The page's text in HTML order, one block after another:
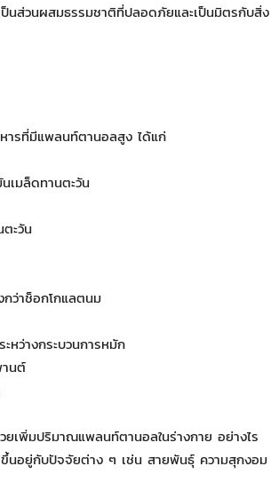
นส่วนผสมธรรมชาติที่ปลอดภัยและเป็นมิตรกับสิ่ง
ารที่มีแพลนท์ตานอลสูง ได้แก่
เมล็ดทานตะวัน
ะวัน
ว่าช็อกโกแลตนม
หว่างกระบวนการหมัก
นต์
เพิ่มปริมาณแพลนท์ตานอลในร่างกาย อย่างไร
นอยู่กับปัจจัยต่าง ๆ เช่น สายพันธุ์ ความสุกงอม